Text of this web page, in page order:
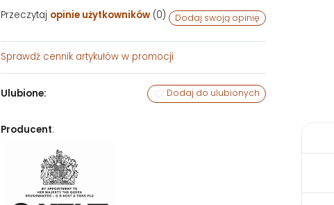
Przeczytaj opinie użytkowników(0) Dodaj swoją opinię
Sprawdź cennik artykułów w promocji
Ulubione: Dodaj do ulubionych
Producent: